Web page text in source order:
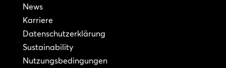
News
Karriere
Datenschutzerklärung
Sustainability
Nutzungsbedingungen